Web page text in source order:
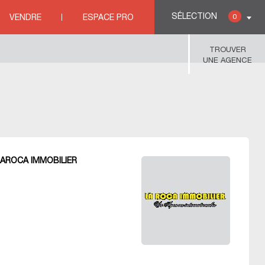
SÉLECTION 0
VENDRE ESPACE PRO
TROUVER
UNE AGENCE
IMMOBILIER